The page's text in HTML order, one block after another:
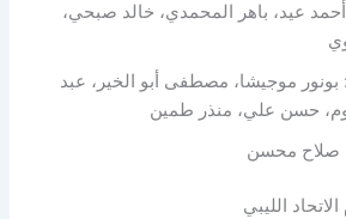
عيد، باهر المحمدي، خالد صبحي،
موجيشا، مصطفى أبو الخير، عبد
حسن علي، منذر طمين
صلاح محسن
الليبي